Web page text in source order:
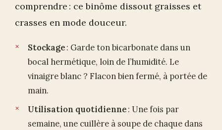
comprendre : ce binôme dissout graisses et
crasses en mode douceur.
Stockage: Garde ton bicarbonate dans un
bocal hermétique, loin de l’humidité. Le
vinaigre blanc ? Flacon bien fermé, à portée de
main.
Utilisation quotidienne: Une fois par
semaine, une cuillère à soupe de chaque dans